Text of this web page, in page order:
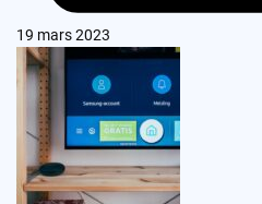
19 mars 2023